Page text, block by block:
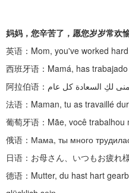
妈妈，您辛苦了，愿您岁岁常欢愉
英语： Mom, you've worked
西班牙语： Mamá, has
阿拉伯语：
法语： Maman, tu as travaillé
葡萄牙语： Mãe, você trabalhou
俄语： Мама, ты много
日语：お母さん、いつもお疲れ
德语： Mutter, du hast hart